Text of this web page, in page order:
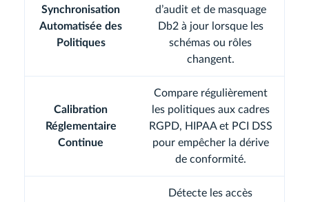
Synchronisation
Automatisée des
Politiques
d’audit et de masquage
Db2 à jour lorsque les
schémas ou rôles
changent.
Calibration
Réglementaire
Continue
Compare régulièrement
les politiques aux cadres
RGPD, HIPAA et PCI DSS
pour empêcher la dérive
de conformité.
Détecte les accès